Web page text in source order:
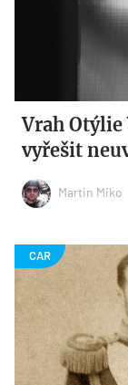
Vrah
vyřešit
Martin Miko